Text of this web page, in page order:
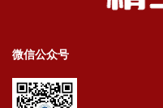
微信公众号